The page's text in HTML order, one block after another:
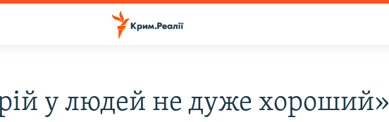
у людей не дуже хороший»